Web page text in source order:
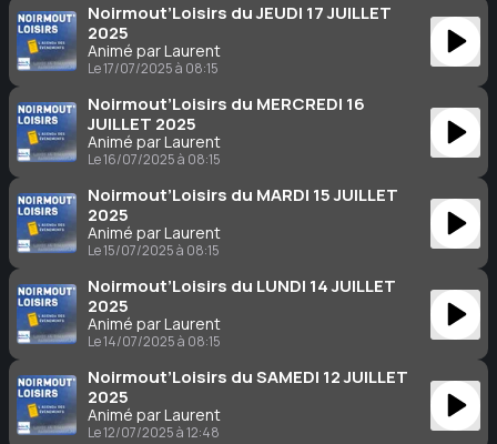
Noirmout’Loisirs du JEUDI 17 JUILLET
2025
Animé par Laurent
Le 17/07/2025 à 08:15
Noirmout’Loisirs du MERCREDI 16
JUILLET 2025
Animé par Laurent
Le 16/07/2025 à 08:15
Noirmout’Loisirs du MARDI 15 JUILLET
2025
Animé par Laurent
Le 15/07/2025 à 08:15
Noirmout’Loisirs du LUNDI 14 JUILLET
2025
Animé par Laurent
Le 14/07/2025 à 08:15
Noirmout’Loisirs du SAMEDI 12 JUILLET
2025
Animé par Laurent
Le 12/07/2025 à 12:48